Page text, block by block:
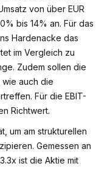
von über EUR
bis 14% an. Für das
Hardenacke das
im Vergleich zu
Zudem sollen die
wie auch die
Für die EBIT-
Richtwert.
um am strukturellen
Gemessen an
ist die Aktie mit